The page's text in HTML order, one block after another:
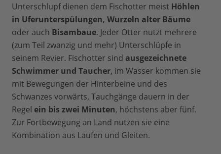
Unterschlupf dienen dem Fischotter meist Höhlen
in Uferunterspülungen, Wurzeln alter Bäume
oder auch Bisambaue. Jeder Otter nutzt mehrere
(zum Teil zwanzig und mehr) Unterschlüpfe in
seinem Revier. Fischotter sind ausgezeichnete
Schwimmer und Taucher, im Wasser kommen sie
mit Bewegungen der Hinterbeine und des
Schwanzes vorwärts, Tauchgänge dauern in der
Regel ein bis zwei Minuten, höchstens aber fünf.
Zur Fortbewegung an Land nutzen sie eine
Kombination aus Laufen und Gleiten.